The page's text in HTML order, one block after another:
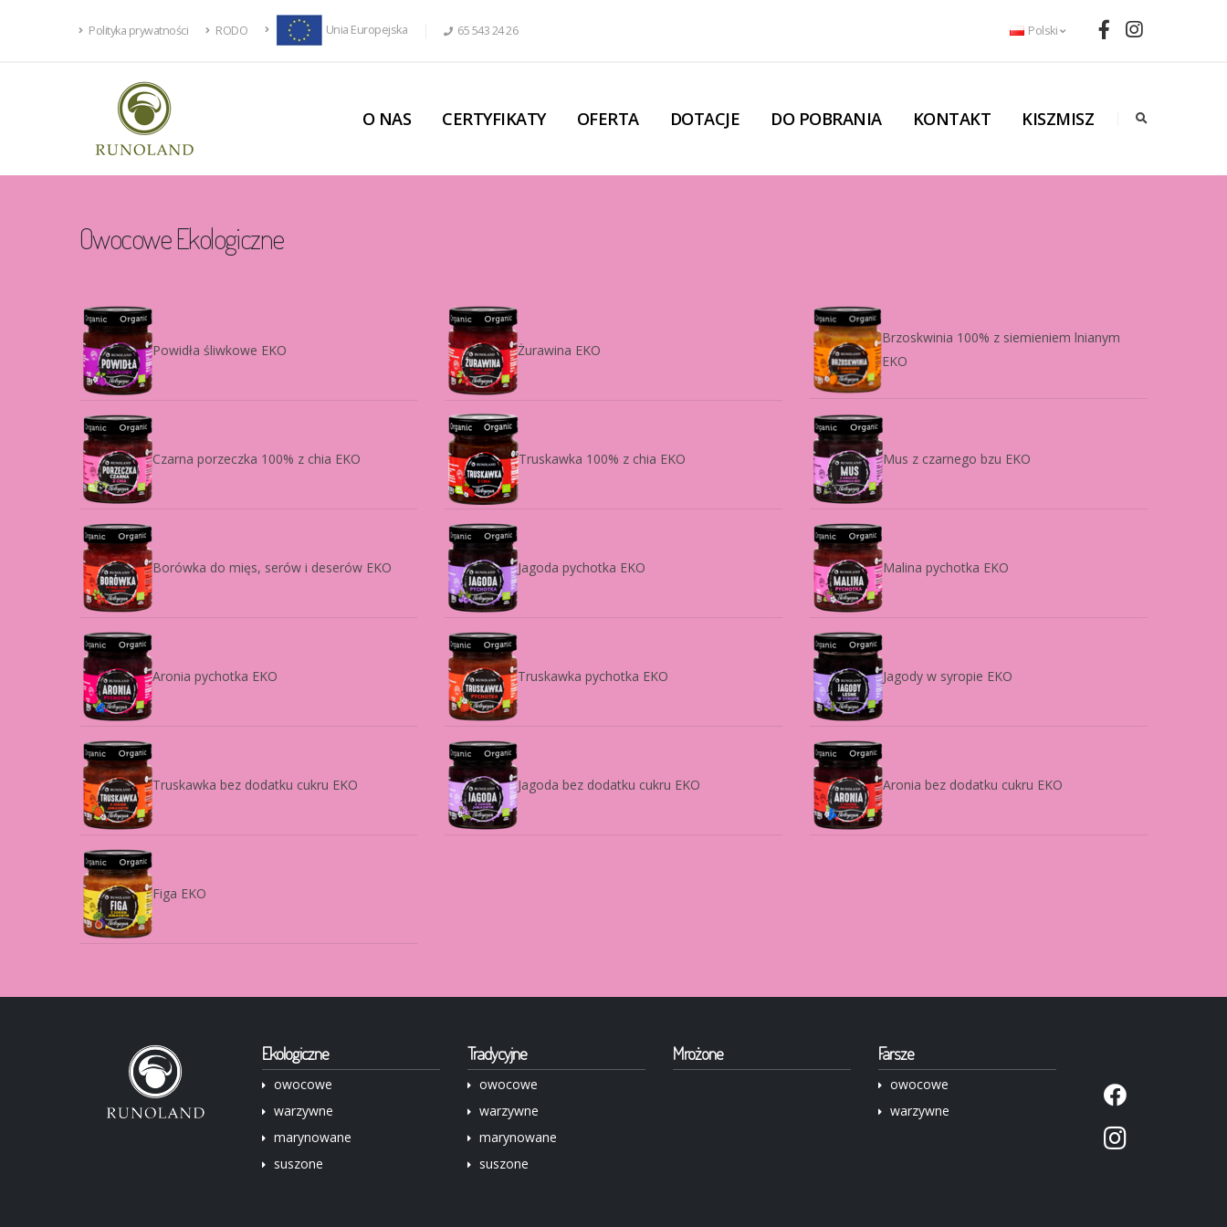
Polityka prywatności RODO Unia Europejska 65 543 24 26 Polski
O NAS CERTYFIKATY OFERTA DOTACJE DO POBRANIA KONTAKT KISZMISZ
OwocoweEkologiczne
Powidła śliwkowe EKO Żurawina EKO
Brzoskwinia 100% z siemieniem lnianym
EKO
Czarna porzeczka 100% z chia EKO Truskawka 100% z chia EKO Mus z czarnego bzu EKO
Borówka do mięs, serów i deserów EKO Jagoda pychotka EKO Malina pychotka EKO
Aronia pychotka EKO Truskawka pychotka EKO Jagody w syropie EKO
Truskawka bez dodatku cukru EKO Jagoda bez dodatku cukru EKO Aronia bez dodatku cukru EKO
Figa EKO
Ekologiczne
owocowe
warzywne
marynowane
suszone
Tradycyjne
owocowe
warzywne
marynowane
suszone
Mrożone Farsze
owocowe
warzywne